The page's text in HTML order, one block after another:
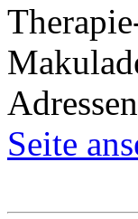
Seite